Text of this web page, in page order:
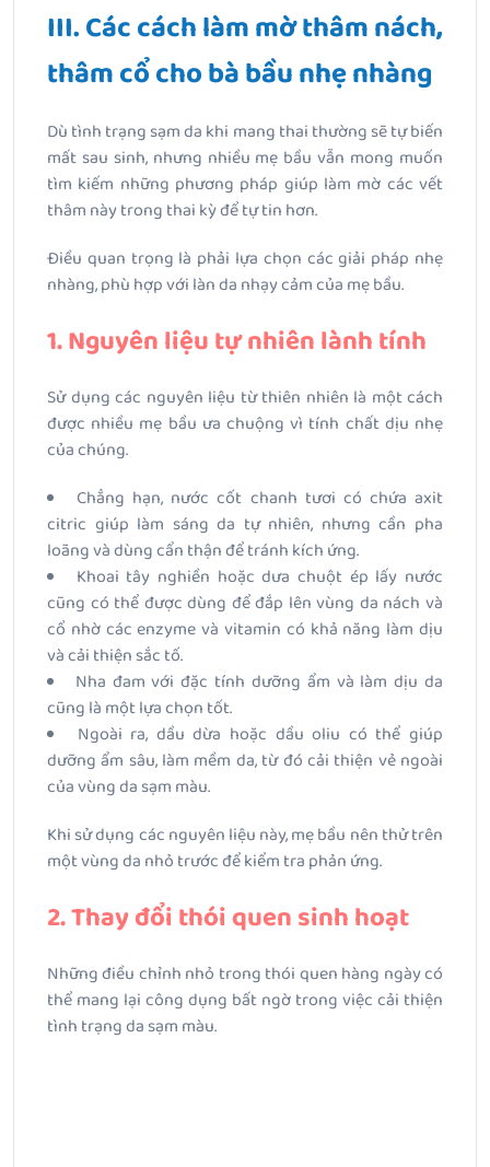
III. Các cách làm mờ thâm nách,
thâm cổ cho bà bầu nhẹ nhàng
Dù tình trạng sạm da khi mang thai thường sẽ tự biến
mất sau sinh, nhưng nhiều mẹ bầu vẫn mong muốn
tìm kiếm những phương pháp giúp làm mờ các vết
thâm này trong thai kỳ để tự tin hơn.
Điều quan trọng là phải lựa chọn các giải pháp nhẹ
nhàng, phù hợp với làn da nhạy cảm của mẹ bầu.
1. Nguyên liệu tự nhiên lành tính
Sử dụng các nguyên liệu từ thiên nhiên là một cách
được nhiều mẹ bầu ưa chuộng vì tính chất dịu nhẹ
của chúng.
Chẳng hạn, nước cốt chanh tươi có chứa axit
citric giúp làm sáng da tự nhiên, nhưng cần pha
loãng và dùng cẩn thận để tránh kích ứng.
Khoai tây nghiền hoặc dưa chuột ép lấy nước
cũng có thể được dùng để đắp lên vùng da nách và
cổ nhờ các enzyme và vitamin có khả năng làm dịu
và cải thiện sắc tố.
Nha đam với đặc tính dưỡng ẩm và làm dịu da
cũng là một lựa chọn tốt.
Ngoài ra, dầu dừa hoặc dầu oliu có thể giúp
dưỡng ẩm sâu, làm mềm da, từ đó cải thiện vẻ ngoài
của vùng da sạm màu.
Khi sử dụng các nguyên liệu này, mẹ bầu nên thử trên
một vùng da nhỏ trước để kiểm tra phản ứng.
2. Thay đổi thói quen sinh hoạt
Những điều chỉnh nhỏ trong thói quen hàng ngày có
thể mang lại công dụng bất ngờ trong việc cải thiện
tình trạng da sạm màu.